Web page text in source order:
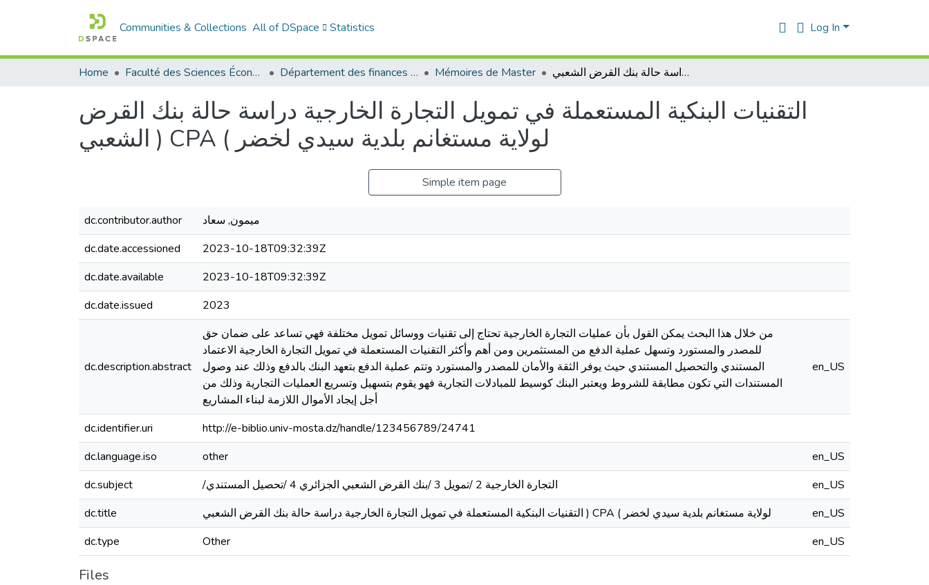
Communities & Collections All of DSpace Statistics Log In
Home Faculté des Sciences Économiques Commerciales et des Sciences de Gestion Département des finances et de comptabilité Mémoires de Master التقنيات البنكية المستعملة في تمويل التجارة الخارجية دراسة حالة بنك القرض الشعبي ) CPA ( لولاية مستغانم بلدية سيدي لخضر
التقنيات البنكية المستعملة في تمويل التجارة الخارجية دراسة حالة بنك القرض
الشعبي ) CPA ( لولاية مستغانم بلدية سيدي لخضر
Simple item page
dc.contributor.author
ميمون, سعاد
dc.date.accessioned
2023-10-18T09:32:39Z
dc.date.available
2023-10-18T09:32:39Z
dc.date.issued
2023
dc.description.abstract
من خلال هذا البحث يمكن القول بأن عمليات التجارة الخارجية تحتاج إلى تقنيات ووسائل تمويل مختلفة فهي تساعد على ضمان حق
للمصدر والمستورد وتسهل عملية الدفع من المستثمرين ومن أهم وأكثر التقنيات المستعملة في تمويل التجارة الخارجية الاعتماد
المستندي والتحصيل المستندي حيث يوفر الثقة والأمان للمصدر والمستورد وتتم عملية الدفع بتعهد البنك بالدفع وذلك عند وصول
المستندات التي تكون مطابقة للشروط ويعتبر البنك كوسيط للمبادلات التجارية فهو يقوم بتسهيل وتسريع العمليات التجارية وذلك من
أجل إيجاد الأموال اللازمة لبناء المشاريع
en_US
dc.identifier.uri
http://e-biblio.univ-mosta.dz/handle/123456789/24741
dc.language.iso
other
en_US
dc.subject
/التجارة الخارجية 2 /تمويل 3 /بنك القرض الشعبي الجزائري 4 /تحصيل المستندي
en_US
dc.title
التقنيات البنكية المستعملة في تمويل التجارة الخارجية دراسة حالة بنك القرض الشعبي ) CPA ( لولاية مستغانم بلدية سيدي لخضر
en_US
dc.type
Other en_US
Files